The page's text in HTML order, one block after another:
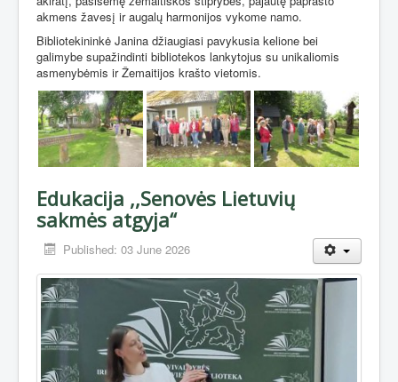
akmens žavesį ir augalų harmonijos vykome namo.
Bibliotekininkė Janina džiaugiasi pavykusia kelione bei
galimybe supažindinti bibliotekos lankytojus su unikaliomis
asmenybėmis ir Žemaitijos krašto vietomis.
Edukacija ,,Senovės Lietuvių
sakmės atgyja“
Published: 03 June 2026